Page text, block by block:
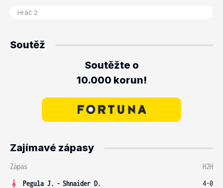
Soutěž
Soutěžte o
10.000 korun!
Zajímavé zápasy
Zápas
H2H
Pegula J. - Shnaider D.
4-0